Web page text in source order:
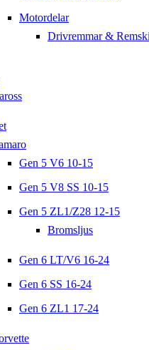
Motordelar
Drivremmar &
Gen 5 V6 10-15
Gen 5 V8 SS 10-15
Gen 5 ZL1/Z28 12-15
Bromsljus
Gen 6 LT/V6 16-24
Gen 6 SS 16-24
Gen 6 ZL1 17-24